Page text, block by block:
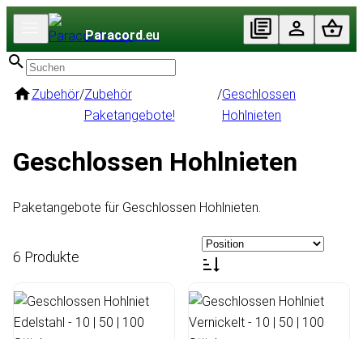
Paracord.eu
Zubehör/Zubehör
Paketangebote!
/Geschlossen
Hohlnieten
Geschlossen Hohlnieten
Paketangebote für Geschlossen Hohlnieten.
6 Produkte